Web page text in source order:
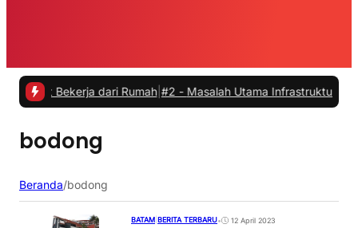
Bekerja dari Rumah |#2 -Masalah Utama Infrastruktur
bodong
Beranda/bodong
BATAM BERITA TERBARU• 12 April 2023